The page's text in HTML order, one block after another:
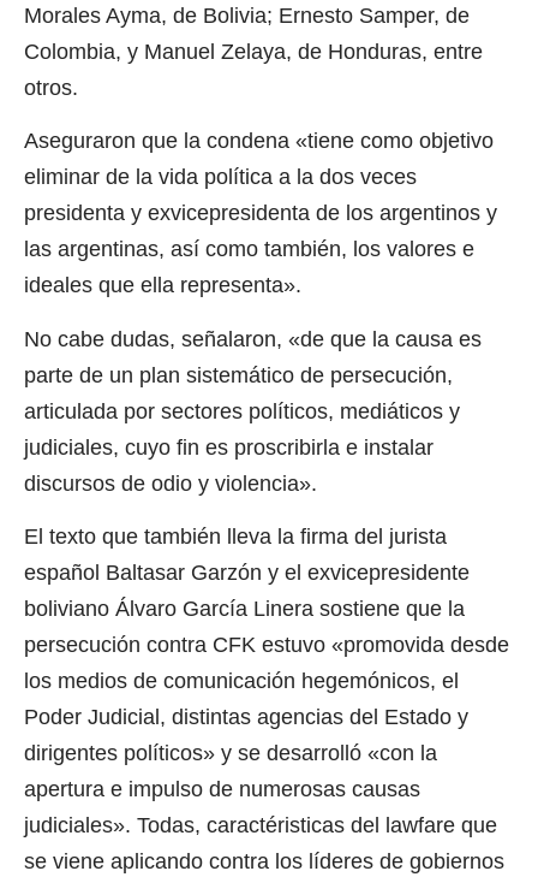
Morales Ayma, de Bolivia; Ernesto Samper, de
Colombia, y Manuel Zelaya, de Honduras, entre
otros.
Aseguraron que la condena «tiene como objetivo
eliminar de la vida política a la dos veces
presidenta y exvicepresidenta de los argentinos y
las argentinas, así como también, los valores e
ideales que ella representa».
No cabe dudas, señalaron, «de que la causa es
parte de un plan sistemático de persecución,
articulada por sectores políticos, mediáticos y
judiciales, cuyo fin es proscribirla e instalar
discursos de odio y violencia».
El texto que también lleva la firma del jurista
español Baltasar Garzón y el exvicepresidente
boliviano Álvaro García Linera sostiene que la
persecución contra CFK estuvo «promovida desde
los medios de comunicación hegemónicos, el
Poder Judicial, distintas agencias del Estado y
dirigentes políticos» y se desarrolló «con la
apertura e impulso de numerosas causas
judiciales». Todas, caractéristicas del lawfare que
se viene aplicando contra los líderes de gobiernos